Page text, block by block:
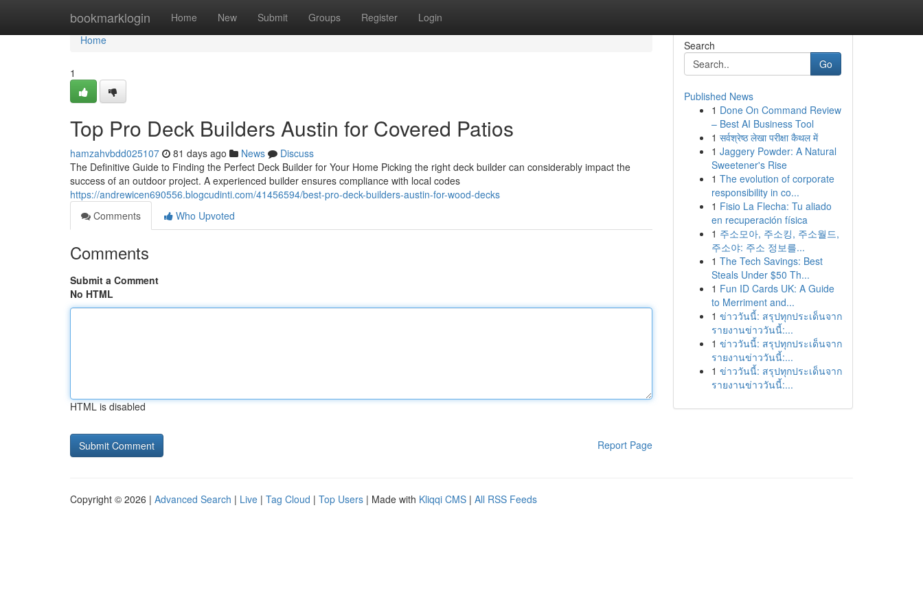
bookmarklogin Home New Submit Groups Register Login
Home
Home
1
Top Pro Deck Builders Austin for Covered Patios
hamzahvbdd025107 81 days ago News
Discuss
The Definitive Guide to Finding the Perfect Deck Builder for Your Home Picking the right deck builder can considerably impact the
success of an outdoor project. A experienced builder ensures compliance with local codes
https://andrewicen690556.blogcudinti.com/41456594/best-pro-deck-builders-austin-for-wood-decks
Comments
Who Upvoted
Comments
Submit a Comment
No HTML
HTML is disabled
Report Page
Search
Go
Published News
1 Done On Command Review
– Best AI Business Tool
1 सर्वश्रेष्ठ लेखा परीक्षा कैथल में
1 Jaggery Powder: A Natural
Sweetener's Rise
1 The evolution of corporate
responsibility in co...
1 Fisio La Flecha: Tu aliado
en recuperación física
1 주소모아, 주소킹, 주소월드,
주소야: 주소 정보를...
1 The Tech Savings: Best
Steals Under $50 Th...
1 Fun ID Cards UK: A Guide
to Merriment and...
1 ข่าววันนี้: สรุปทุกประเด็นจาก
รายงานข่าววันนี้:...
1 ข่าววันนี้: สรุปทุกประเด็นจาก
รายงานข่าววันนี้:...
1 ข่าววันนี้: สรุปทุกประเด็นจาก
รายงานข่าววันนี้:...
Copyright © 2026 | Advanced Search | Live | Tag Cloud | Top Users | Made with Kliqqi CMS | All RSS Feeds